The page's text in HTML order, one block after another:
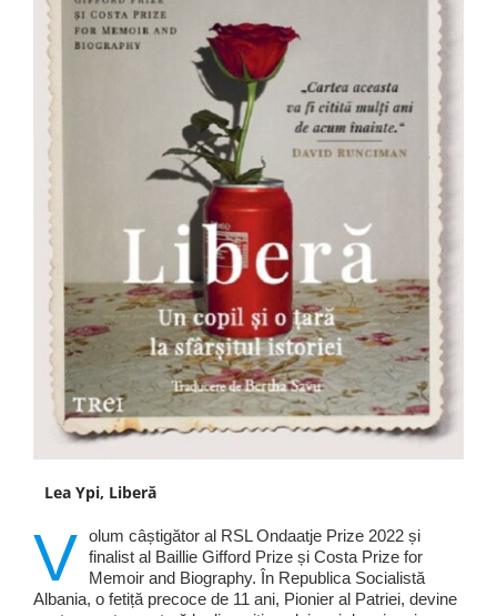
Lea Ypi, Liberă
V olum câștigător al RSL Ondaatje Prize 2022 și
finalist al Baillie Gifford Prize și Costa Prize for
Memoir and Biography. În Republica Socialistă
Albania, o fetiță precoce de 11 ani, Pionier al Patriei, devine